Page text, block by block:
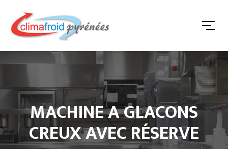
MACHINE A GLACONS
CREUX AVEC RÉSERVE